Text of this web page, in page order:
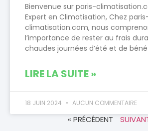
Bienvenue sur paris-
Expert en Climatisation, Chez
climatisation.com, nous
l’importance de rester au frais
chaudes journées d’été et de
LIRE LA SUITE »
18 JUIN 2024 AUCUN COMMENTAIRE
« PRÉCÉDENT